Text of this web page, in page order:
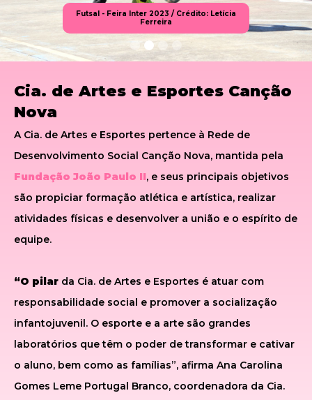
Futsal - Feira Inter 2023 / Crédito: Letícia
Ferreira
Cia. de Artes e Esportes Canção
Nova
A Cia. de Artes e Esportes pertence à Rede de
Desenvolvimento Social Canção Nova, mantida pela
Fundação João Paulo II, e seus principais objetivos
são propiciar formação atlética e artística, realizar
atividades físicas e desenvolver a união e o espírito de
equipe.
“O pilar da Cia. de Artes e Esportes é atuar com
responsabilidade social e promover a socialização
infantojuvenil. O esporte e a arte são grandes
laboratórios que têm o poder de transformar e cativar
o aluno, bem como as famílias”, afirma Ana Carolina
Gomes Leme Portugal Branco, coordenadora da Cia.